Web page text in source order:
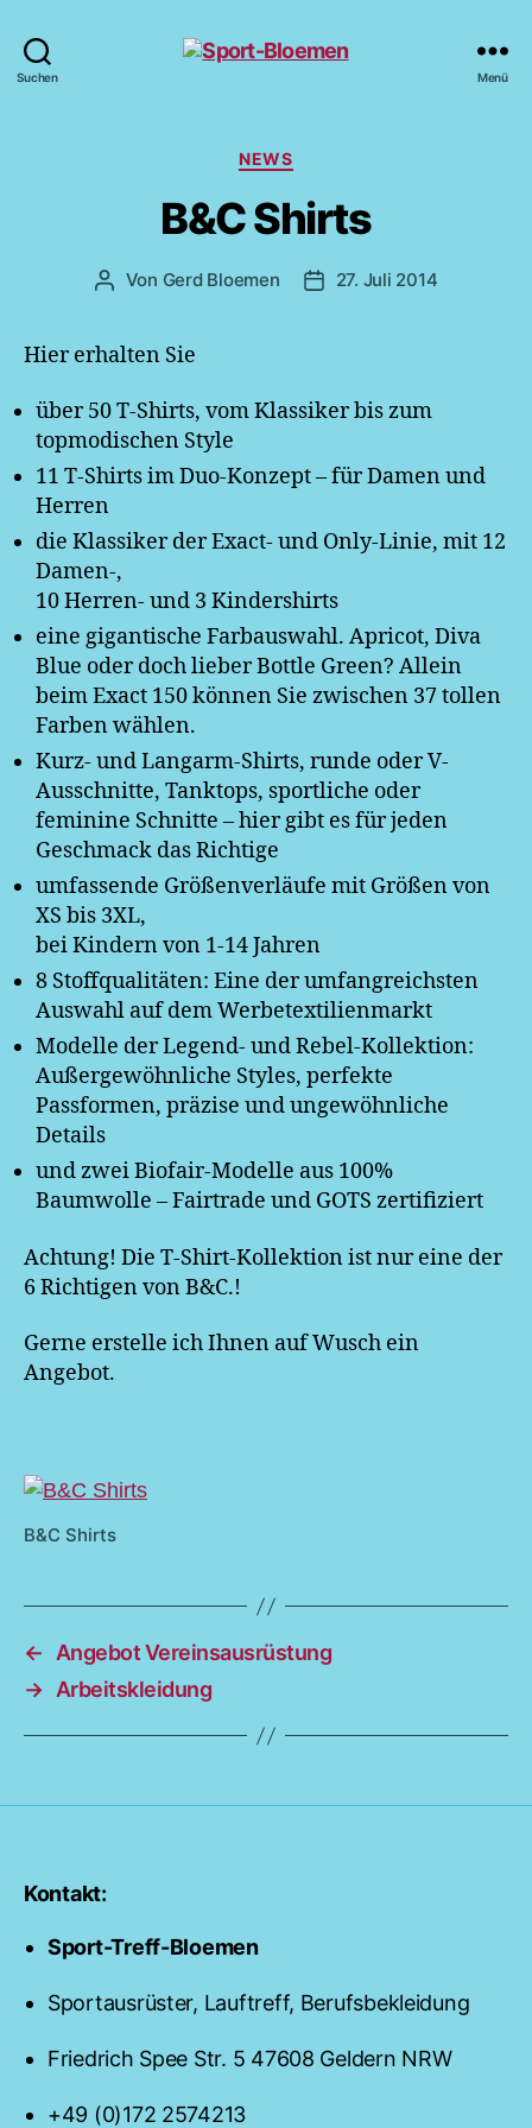
Suchen Menü
Kategorien
NEWS
B&C Shirts
Beitragsautor
Von Gerd Bloemen Veröffentlichungsdatum
27. Juli 2014
Hier erhalten Sie
über 50 T-Shirts, vom Klassiker bis zum
topmodischen Style
11 T-Shirts im Duo-Konzept – für Damen und
Herren
die Klassiker der Exact- und Only-Linie, mit 12
Damen-,
10 Herren- und 3 Kindershirts
eine gigantische Farbauswahl. Apricot, Diva
Blue oder doch lieber Bottle Green? Allein
beim Exact 150 können Sie zwischen 37 tollen
Farben wählen.
Kurz- und Langarm-Shirts, runde oder V-
Ausschnitte, Tanktops, sportliche oder
feminine Schnitte – hier gibt es für jeden
Geschmack das Richtige
umfassende Größenverläufe mit Größen von
XS bis 3XL,
bei Kindern von 1-14 Jahren
8 Stoffqualitäten: Eine der umfangreichsten
Auswahl auf dem Werbetextilienmarkt
Modelle der Legend- und Rebel-Kollektion:
Außergewöhnliche Styles, perfekte
Passformen, präzise und ungewöhnliche
Details
und zwei Biofair-Modelle aus 100%
Baumwolle – Fairtrade und GOTS zertifiziert
Achtung! Die T-Shirt-Kollektion ist nur eine der
6 Richtigen von B&C.!
Gerne erstelle ich Ihnen auf Wusch ein
Angebot.
B&C Shirts
←
Angebot Vereinsausrüstung
→ Arbeitskleidung
Kontakt:
Sport-Treff-Bloemen
Sportausrüster, Lauftreff, Berufsbekleidung
Friedrich Spee Str. 5 47608 Geldern NRW
+49 (0)172 2574213